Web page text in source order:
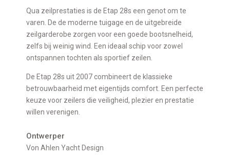
Qua zeilprestaties is de Etap 28s een genot om te
varen. De de moderne tuigage en de uitgebreide
zeilgarderobe zorgen voor een goede bootsnelheid,
zelfs bij weinig wind. Een ideaal schip voor zowel
ontspannen tochten als sportief zeilen.
De Etap 28s uit 2007 combineert de klassieke
betrouwbaarheid met eigentijds comfort. Een perfecte
keuze voor zeilers die veiligheid, plezier en prestatie
willen verenigen.
Ontwerper
Von Ahlen Yacht Design